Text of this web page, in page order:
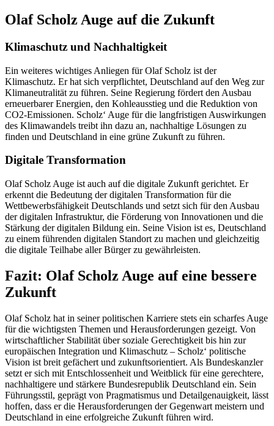
Olaf Scholz Auge auf die Zukunft
Klimaschutz und Nachhaltigkeit
Ein weiteres wichtiges Anliegen für Olaf Scholz ist der
Klimaschutz. Er hat sich verpflichtet, Deutschland auf den Weg zur
Klimaneutralität zu führen. Seine Regierung fördert den Ausbau
erneuerbarer Energien, den Kohleausstieg und die Reduktion von
CO2-Emissionen. Scholz‘ Auge für die langfristigen Auswirkungen
des Klimawandels treibt ihn dazu an, nachhaltige Lösungen zu
finden und Deutschland in eine grüne Zukunft zu führen.
Digitale Transformation
Olaf Scholz Auge ist auch auf die digitale Zukunft gerichtet. Er
erkennt die Bedeutung der digitalen Transformation für die
Wettbewerbsfähigkeit Deutschlands und setzt sich für den Ausbau
der digitalen Infrastruktur, die Förderung von Innovationen und die
Stärkung der digitalen Bildung ein. Seine Vision ist es, Deutschland
zu einem führenden digitalen Standort zu machen und gleichzeitig
die digitale Teilhabe aller Bürger zu gewährleisten.
Fazit: Olaf Scholz Auge auf eine bessere
Zukunft
Olaf Scholz hat in seiner politischen Karriere stets ein scharfes Auge
für die wichtigsten Themen und Herausforderungen gezeigt. Von
wirtschaftlicher Stabilität über soziale Gerechtigkeit bis hin zur
europäischen Integration und Klimaschutz – Scholz‘ politische
Vision ist breit gefächert und zukunftsorientiert. Als Bundeskanzler
setzt er sich mit Entschlossenheit und Weitblick für eine gerechtere,
nachhaltigere und stärkere Bundesrepublik Deutschland ein. Sein
Führungsstil, geprägt von Pragmatismus und Detailgenauigkeit, lässt
hoffen, dass er die Herausforderungen der Gegenwart meistern und
Deutschland in eine erfolgreiche Zukunft führen wird.